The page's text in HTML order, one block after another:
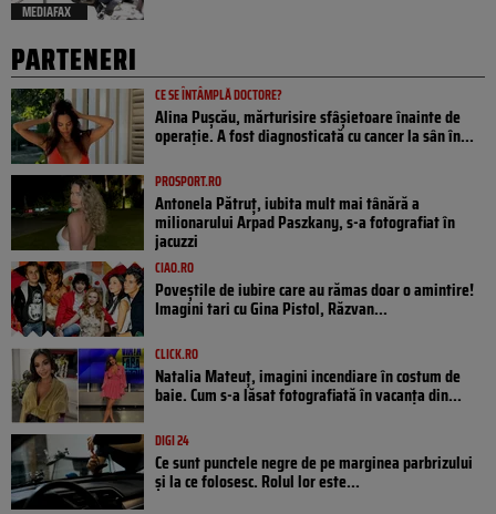
MEDIAFAX
PARTENERI
CE SE ÎNTÂMPLĂ DOCTORE?
Alina Pușcău, mărturisire sfâșietoare înainte de
operație. A fost diagnosticată cu cancer la sân în...
PROSPORT.RO
Antonela Pătruț, iubita mult mai tânără a
milionarului Arpad Paszkany, s-a fotografiat în
jacuzzi
CIAO.RO
Poveştile de iubire care au rămas doar o amintire!
Imagini tari cu Gina Pistol, Răzvan...
CLICK.RO
Natalia Mateuț, imagini incendiare în costum de
baie. Cum s-a lăsat fotografiată în vacanța din...
DIGI 24
Ce sunt punctele negre de pe marginea parbrizului
și la ce folosesc. Rolul lor este...